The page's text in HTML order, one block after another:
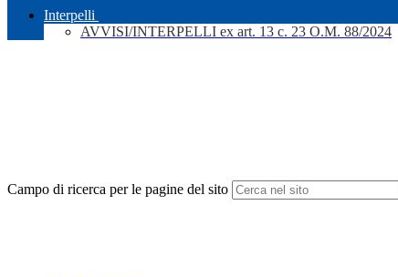
Interpelli
AVVISI/INTERPELLI ex art. 13 c. 23 O.M. 88/2024
Campo di ricerca per le pagine del sito